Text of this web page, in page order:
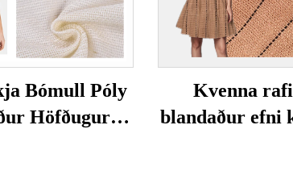
Bómull Póly
Höfðugur
Kvenna
blandaður efni